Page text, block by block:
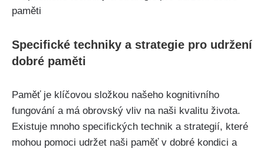
Specifické techniky a strategie pro udržení
dobré paměti
Paměť je klíčovou složkou našeho kognitivního
fungování a má obrovský vliv na naši kvalitu života.
Existuje mnoho specifických technik a strategií, které
mohou pomoci udržet naši paměť v dobré kondici a